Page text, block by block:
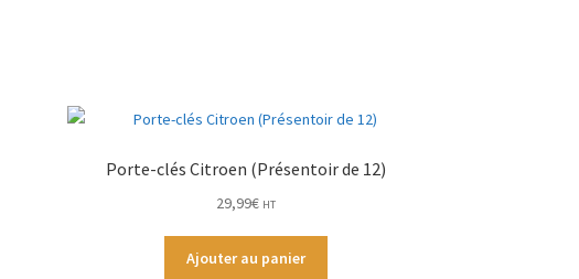
Porte-clés Citroen (Présentoir de 12)
29,99€ HT
Ajouter au panier